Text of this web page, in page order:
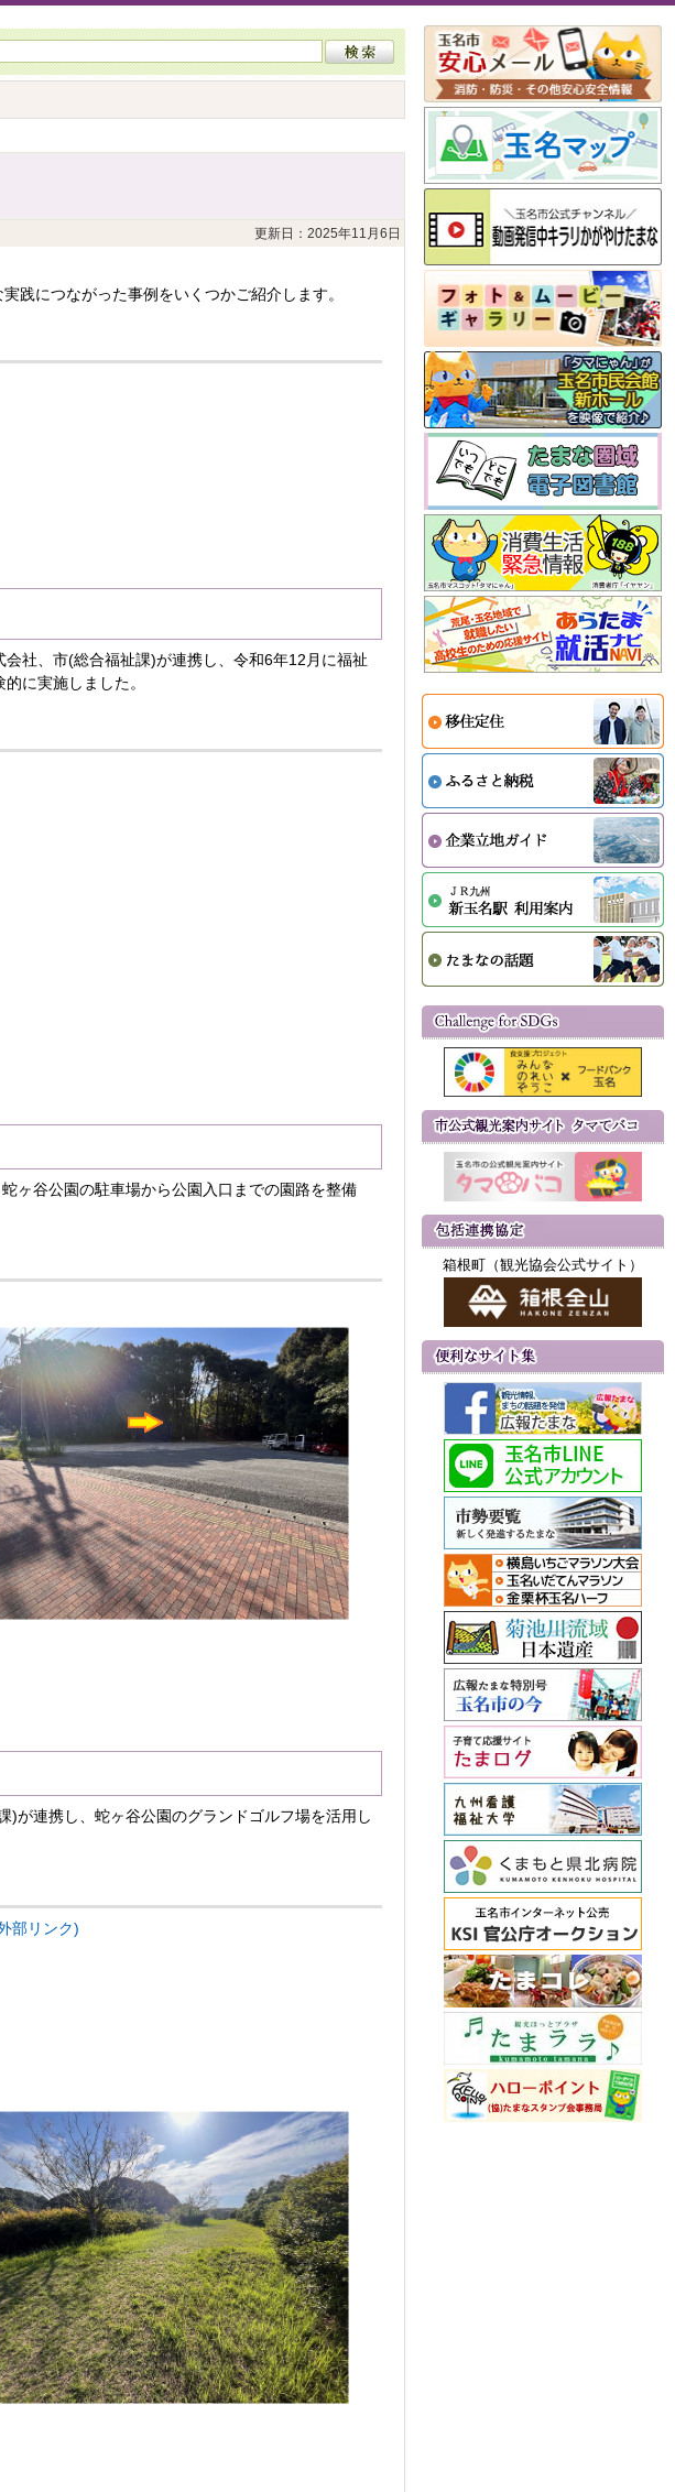
更新日：2025年11月6日
践につながった事例をいくつかご紹介します。
社、市(総合福祉課)が連携し、令和6年12月に福祉
に実施しました。
ヶ谷公園の駐車場から公園入口までの園路を整備
が連携し、蛇ヶ谷公園のグランドゴルフ場を活用し
部リンク)
箱根町（観光協会公式サイト）